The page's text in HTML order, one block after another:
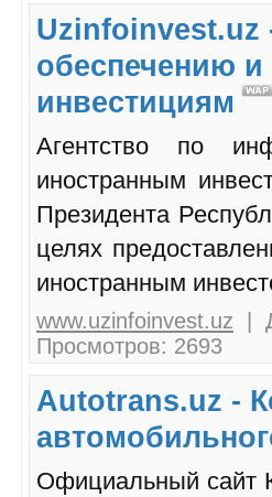
Uzinfoinvest.uz
обеспечению
инвестициям
Агентство по
иностранным
Президента
целях
иностранным
www.uzinfoinvest.uz |
Просмотров: 2693
Autotrans.uz -
Официальный сайт